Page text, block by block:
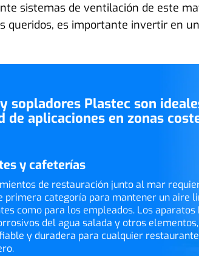
sistemas de ventilación de este
queridos, es importante invertir en
sopladores Plastec son
de aplicaciones en zonas
y cafeterías
de restauración junto al mar
primera categoría para mantener un aire
como para los empleados. Los
del agua salada y otros
y duradera para cualquier